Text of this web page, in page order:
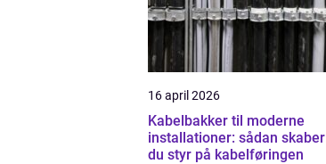
16 april 2026
Kabelbakker til moderne
installationer: sådan skaber
du styr på kabelføringen